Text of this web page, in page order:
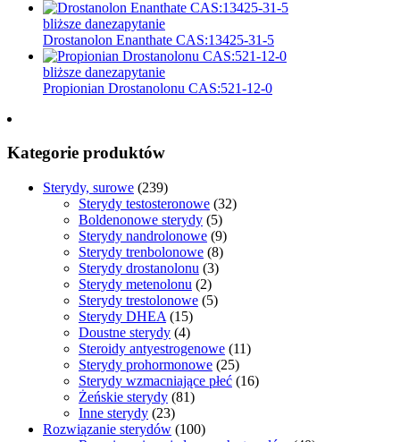
bliższe danezapytanie
Drostanolon Enanthate CAS:13425-31-5
bliższe danezapytanie
Propionian Drostanolonu CAS:521-12-0
Kategorie produktów
Sterydy, surowe (239)
Sterydy testosteronowe (32)
Boldenonowe sterydy (5)
Sterydy nandrolonowe (9)
Sterydy trenbolonowe (8)
Sterydy drostanolonu (3)
Sterydy metenolonu (2)
Sterydy trestolonowe (5)
Sterydy DHEA (15)
Doustne sterydy (4)
Steroidy antyestrogenowe (11)
Sterydy prohormonowe (25)
Sterydy wzmacniające płeć (16)
Żeńskie sterydy (81)
Inne sterydy (23)
Rozwiązanie sterydów (100)